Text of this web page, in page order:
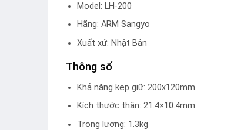
Model: LH-200
Hãng: ARM Sangyo
Xuất xứ: Nhật Bản
Thông số
Khả năng kẹp giữ: 200x120mm
Kích thước thân: 21.4×10.4mm
Trọng lượng: 1.3kg